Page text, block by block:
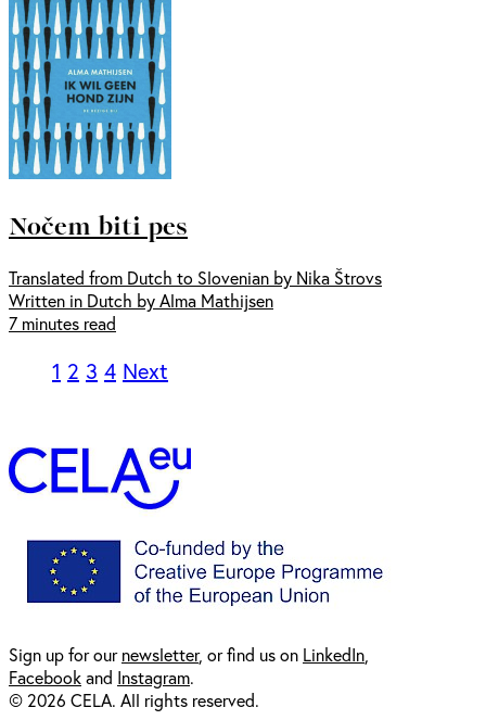
Nočem biti pes
Translated from Dutch to Slovenian by Nika Štrovs
Written in Dutch by Alma Mathijsen
7 minutes read
1 2 3 4 Next
Sign up for ournewsletter, or find us on LinkedIn
Facebookand Instagram.
© 2026 CELA. All rights reserved.